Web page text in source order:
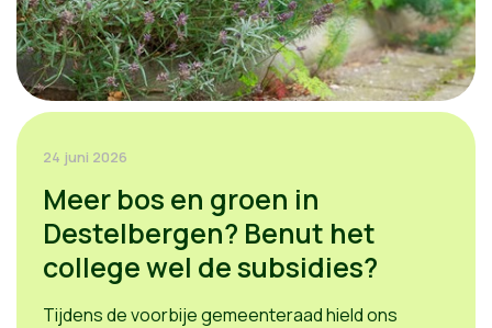
24 juni 2026
Meer bos en groen in
Destelbergen? Benut het
college wel de subsidies?
Tijdens de voorbije gemeenteraad hield ons